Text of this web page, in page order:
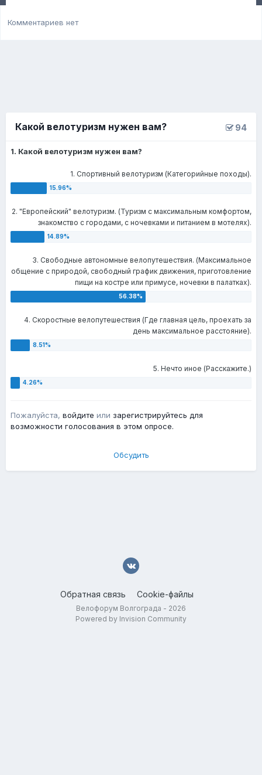
Комментариев нет
94
Какой велотуризм нужен вам?
1. Какой велотуризм нужен вам?
1. Спортивный велотуризм (Категорийные походы).
2. "Европейский" велотуризм. (Туризм с максимальным комфортом,
знакомство с городами, с ночевками и питанием в мотелях).
3. Свободные автономные велопутешествия. (Максимальное
общение с природой, свободный график движения, приготовление
пищи на костре или примусе, ночевки в палатках).
4. Скоростные велопутешествия (Где главная цель, проехать за
день максимальное расстояние).
5. Нечто иное (Расскажите.)
Пожалуйста, войдите или зарегистрируйтесь для
возможности голосования в этом опросе.
Обсудить
Обратная связь Cookie-файлы
Велофорум Волгограда - 2026
Powered by Invision Community